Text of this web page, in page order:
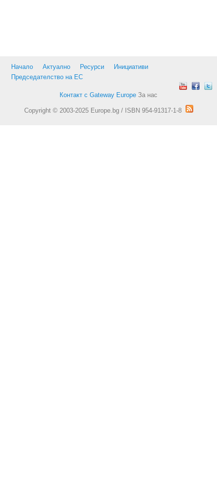
Начало Актуално Ресурси
Инициативи
Председателство на ЕС
Контакт с Gateway Europe За нас
Copyright © 2003-2025 Europe.bg / ISBN 954-91317-1-8